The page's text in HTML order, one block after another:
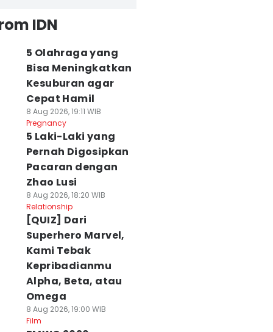
IDN
5 Olahraga yang
Bisa Meningkatkan
Kesuburan agar
Cepat Hamil
8 Aug 2026, 19:11 WIB
Pregnancy
5 Laki-Laki yang
Pernah Digosipkan
Pacaran dengan
Zhao Lusi
8 Aug 2026, 18:20 WIB
Relationship
[QUIZ] Dari
Superhero Marvel,
Kami Tebak
Kepribadianmu
Alpha, Beta, atau
Omega
8 Aug 2026, 19:00 WIB
Film